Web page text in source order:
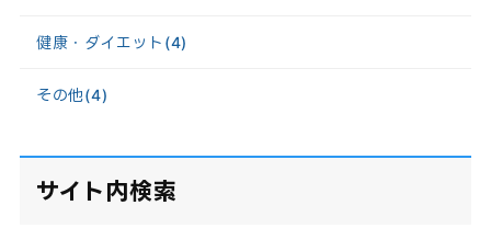
健康・ダイエット (4)
その他(4)
サイト内検索